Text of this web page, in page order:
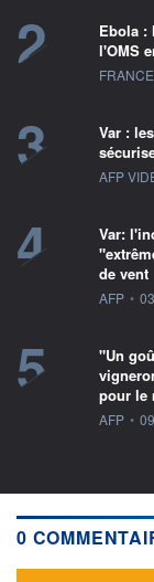
2
Ebola :
l'OMS
3
Var :
AFP
4
Var:
de vent
AFP •
5
"Un
pour le
AFP •
0